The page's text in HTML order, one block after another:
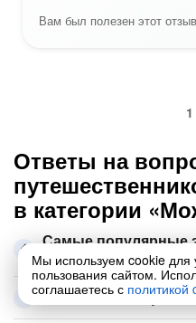
Вам был полезен этот
Ответы на
в категории
Самые популярные
Серпухове
Какие места ещё
Мы используем cookie для
пользования сайтом.
соглашаетесь с политикой